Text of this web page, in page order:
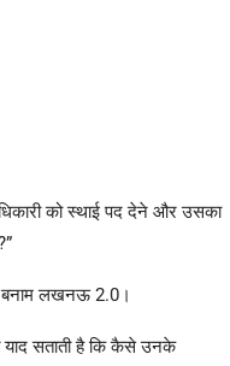
को स्थाई पद देने और उसका
बनाम लखनऊ 2.0।
याद सताती है कि कैसे उनके